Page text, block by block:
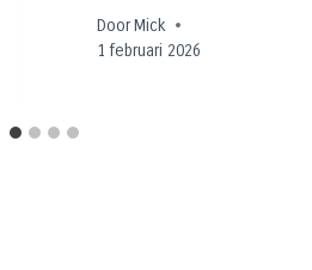
DoorMick
1 februari 2026